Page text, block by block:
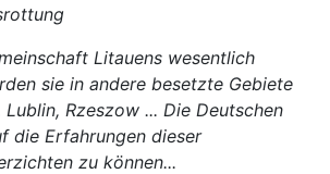
Litauens wesentlich
sie in andere besetzte Gebiete
Lublin, Rzeszow ... Die Deutschen
die Erfahrungen dieser
zu können...